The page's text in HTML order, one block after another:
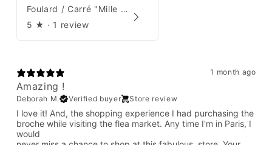
Foulard / Carré "Mille Feuilles de Soie" Hermès par Natsuno Hidaka
5 ★ · 1 review
1 month ago
Amazing !
Deborah M. Verified buyer Store review
I love it! And, the shopping experience I had purchasing the
broche while visiting the flea market. Any time I'm in Paris, I
would